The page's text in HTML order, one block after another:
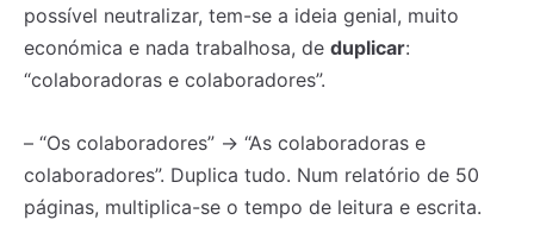
possível neutralizar, tem-se a ideia genial, muito
económica e nada trabalhosa, de duplicar:
“colaboradoras e colaboradores”.
– “Os colaboradores” → “As colaboradoras e
colaboradores”. Duplica tudo. Num relatório de 50
páginas, multiplica-se o tempo de leitura e escrita.